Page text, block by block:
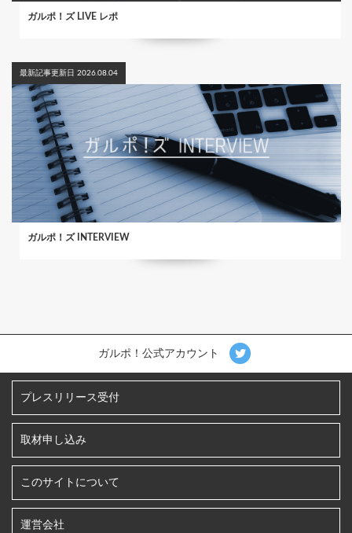
ガルポ！ズ LIVE レポ
最新記事更新日 2026.08.04
ガルポ！ズ INTERVIEW
ガルポ！公式アカウント
プレスリリース受付
取材申し込み
このサイトについて
運営会社